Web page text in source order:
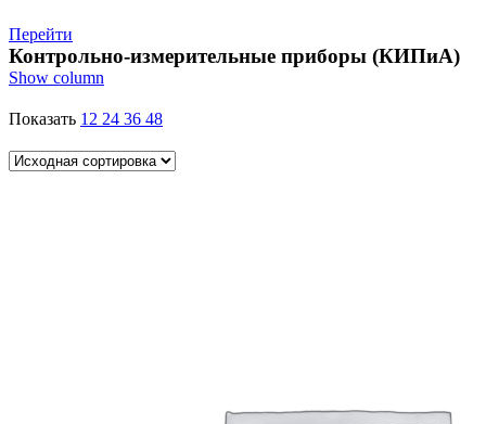
Перейти
Контрольно-измерительные приборы (КИПиА)
Show column
Показать 12 24 36 48